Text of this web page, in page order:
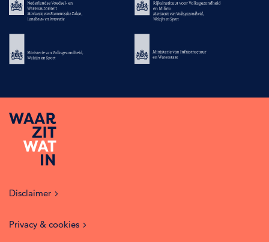
Disclaimer
Privacy & cookies